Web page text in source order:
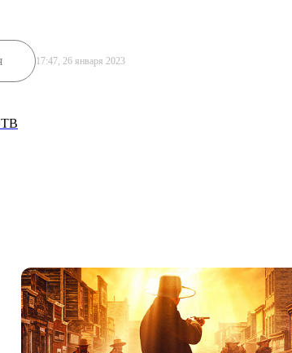
17:47, 26 января 2023